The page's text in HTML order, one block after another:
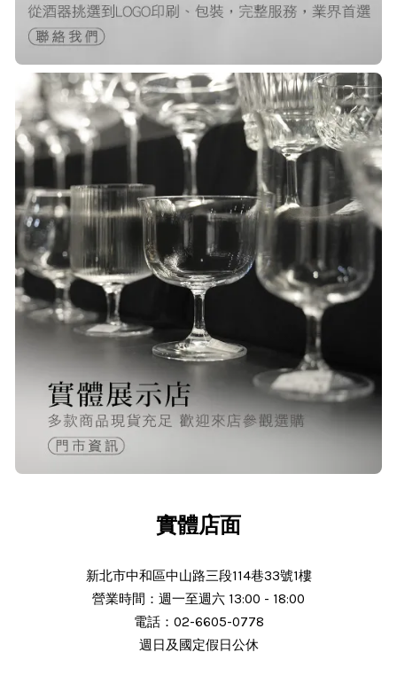
快，非常棒的賣家 質感又耐看,細膩
包裝得很小心 CP值很高！！推薦購入
23/Nov/2025 08:00 am
品質非常好！手摸的觸感就很明顯感
覺質感
O***
24/Nov/2025 02:15 pm
實體店面
新北市中和區中山路三段114巷33號1樓
營業時間：週一至週六 13:00 - 18:00
電話：02-6605-0778
週日及國定假日公休